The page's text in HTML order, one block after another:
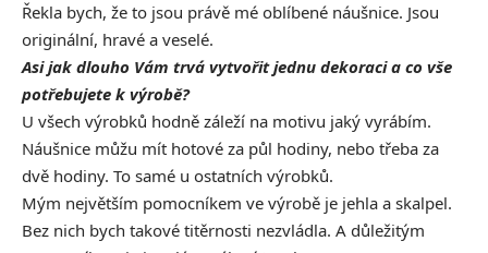
Řekla bych, že to jsou právě mé oblíbené náušnice. Jsou
originální, hravé a veselé.
Asi jak dlouho Vám trvá vytvořit jednu dekoraci a co vše
potřebujete k výrobě?
U všech výrobků hodně záleží na motivu jaký vyrábím.
Náušnice můžu mít hotové za půl hodiny, nebo třeba za
dvě hodiny. To samé u ostatních výrobků.
Mým největším pomocníkem ve výrobě je jehla a skalpel.
Bez nich bych takové titěrnosti nezvládla. A důležitým